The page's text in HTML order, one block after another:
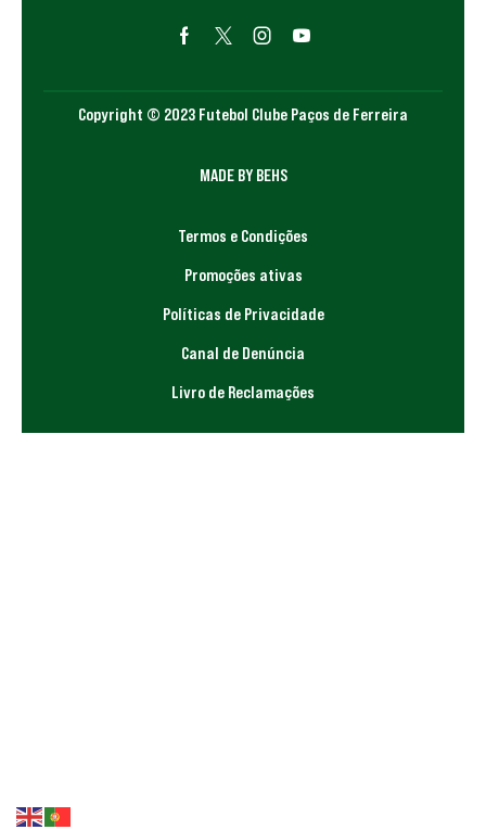
Copyright © 2023 Futebol Clube Paços de Ferreira
MADE BY BEHS
Termos e Condições
Promoções ativas
Políticas de Privacidade
Canal de Denúncia
Livro de Reclamações